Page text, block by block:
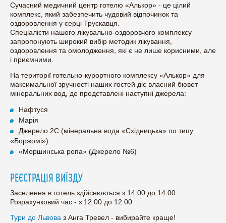
Сучасний медичний центр готелю «Алькор» - це цілий
комплекс, який забезпечить чудовий відпочинок та
оздоровлення у серці Трускавця.
Спеціалісти нашого лікувально-оздоровчого комплексу
запропонують широкий вибір методик лікування,
оздоровлення та омолодження, які є не лише корисними, але
і приємними.
На території готельно-курортного комплексу «Алькор» для
максимальної зручності наших гостей діє власний бювет
мінеральних вод, де представлені наступні джерела:
Нафтуся
Марія
Джерело 2С (мінеральна вода «Східницька» по типу
«Боржомі»)
«Моршинська ропа» (Джерело №6)
РЕЄСТРАЦІЯ ВИЇЗДУ
Заселення в готель здійснюється з 14:00 до 14:00.
Розрахунковий час - з 12:00 до 12:00
Тури до Львова з Анга Тревел - вибирайте краще!